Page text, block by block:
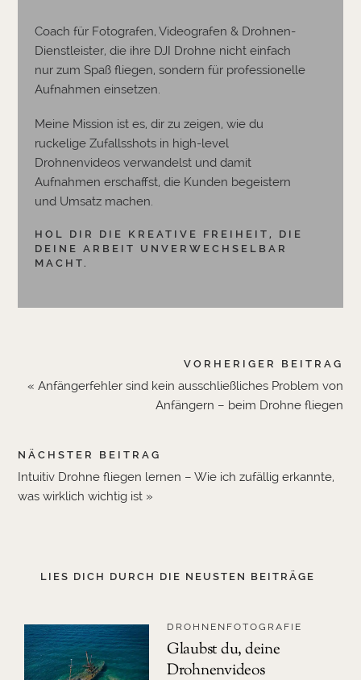
Coach für Fotografen, Videografen & Drohnen-
Dienstleister, die ihre DJI Drohne nicht einfach
nur zum Spaß fliegen, sondern für professionelle
Aufnahmen einsetzen.
Meine Mission ist es, dir zu zeigen, wie du
ruckelige Zufallsshots in high-level
Drohnenvideos verwandelst und damit
Aufnahmen erschaffst, die Kunden begeistern
und Umsatz machen.
HOL DIR DIE KREATIVE FREIHEIT, DIE
DEINE ARBEIT UNVERWECHSELBAR
MACHT.
VORHERIGER BEITRAG
« Anfängerfehler sind kein ausschließliches Problem von
Anfängern – beim Drohne fliegen
NÄCHSTER BEITRAG
Intuitiv Drohne fliegen lernen – Wie ich zufällig erkannte,
was wirklich wichtig ist »
LIES DICH DURCH DIE NEUSTEN BEITRÄGE
Glaubst du, deine
Drohnenvideos
DROHNENFOTOGRAFIE